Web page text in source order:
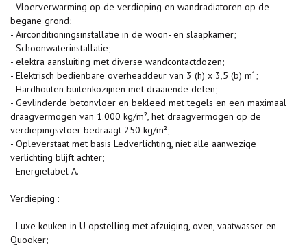
- Vloerverwarming op de verdieping en wandradiatoren op de
begane grond;
- Airconditioningsinstallatie in de woon- en slaapkamer;
- Schoonwaterinstallatie;
- elektra aansluiting met diverse wandcontactdozen;
- Elektrisch bedienbare overheaddeur van 3 (h) x 3,5 (b) m¹;
- Hardhouten buitenkozijnen met draaiende delen;
- Gevlinderde betonvloer en bekleed met tegels en een maximaal
draagvermogen van 1.000 kg/m², het draagvermogen op de
verdiepingsvloer bedraagt 250 kg/m²;
- Opleverstaat met basis Ledverlichting, niet alle aanwezige
verlichting blijft achter;
- Energielabel A.
Verdieping :
- Luxe keuken in U opstelling met afzuiging, oven, vaatwasser en
Quooker;